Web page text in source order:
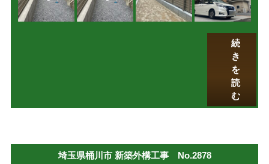
続
き
を
読
む
埼玉県桶川市 新築外構工事 No.2878